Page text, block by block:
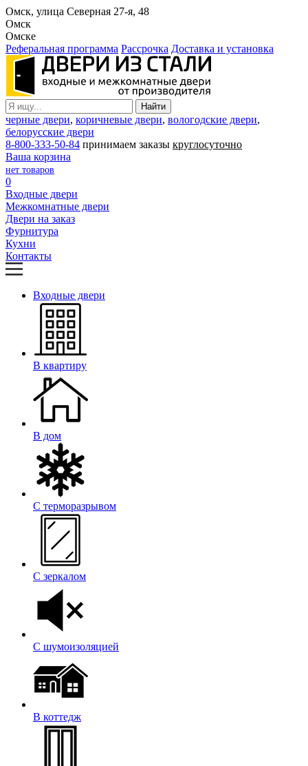
Омск, улица Северная 27-я, 48
Омск
Омске
Реферальная программа Рассрочка Доставка и установка
черные двери, коричневые двери, вологодские двери,
белорусские двери
8-800-333-50-84 принимаем заказы круглосуточно
Ваша корзина
нет товаров
0
Входные двери
Межкомнатные двери
Двери на заказ
Фурнитура
Кухни
Контакты
Входные двери
В квартиру
В дом
С терморазрывом
С зеркалом
С шумоизоляцией
В коттедж